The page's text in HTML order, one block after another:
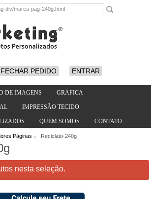
FECHAR PEDIDO ENTRAR
DE IMAGENS GRÁFICA
IMPRESSÃO TECIDO
QUEM SOMOS CONTATO
Páginas Reciclato-240g
nesta seleção.